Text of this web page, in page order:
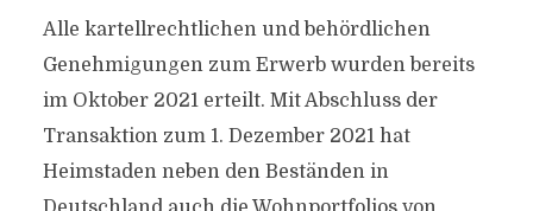
Alle kartellrechtlichen und behördlichen
Genehmigungen zum Erwerb wurden bereits
im Oktober 2021 erteilt. Mit Abschluss der
Transaktion zum 1. Dezember 2021 hat
Heimstaden neben den Beständen in